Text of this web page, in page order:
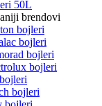
50L
brendovi
bojleri
bojleri
bojleri
bojleri
bojleri